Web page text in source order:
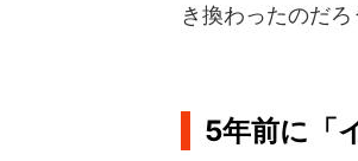
き換わったのだろ
5年前に「